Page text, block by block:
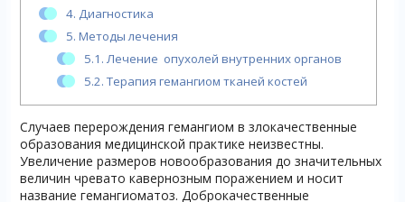
4. Диагностика
5. Методы лечения
5.1. Лечение опухолей внутренних органов
5.2. Терапия гемангиом тканей костей
Случаев перерождения гемангиом в злокачественные
образования медицинской практике неизвестны.
Увеличение размеров новообразования до значительных
величин чревато кавернозным поражением и носит
название гемангиоматоз. Доброкачественные